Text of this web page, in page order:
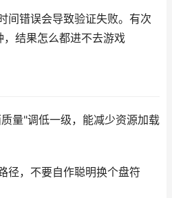
间错误会导致验证失败。有次
结果怎么都进不去游戏
量"调低一级，能减少资源加载
径，不要自作聪明换个盘符